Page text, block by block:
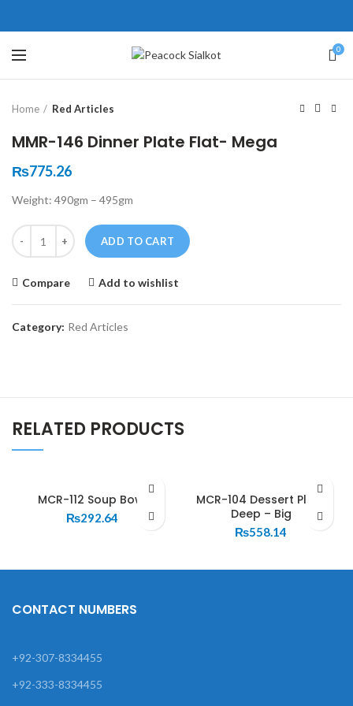
0
Click to enlarge
Home Red Articles
MMR-146 Dinner Plate Flat- Mega
₨775.26
Weight: 490gm – 495gm
Quantity
ADD TO CART
Compare Add to wishlist
Category: Red Articles
RELATED PRODUCTS
MCR-112 Soup Bowl
₨292.64
MCR-104 Dessert Plate
Deep – Big
₨558.14
壯陽藥台灣購物
，這不是因為缺乏性生活，而
因為缺乏溝通，所以保持談話很
盾越來越大，往往這是ED的情
會變得更加嚴重。
犀利士壯陽藥線上購買
戲都可以很好的幫助你獲得一
高質量的夫妻生活。犀利士治療
鬆，便於陰莖快速充血達到滿
堅硬勃起。在醫學界和陽痿病
望下，犀利士作為新一批藥
，有其優良特點。
CONTACT NUMBERS
+92-307-8334455
+92-333-8334455